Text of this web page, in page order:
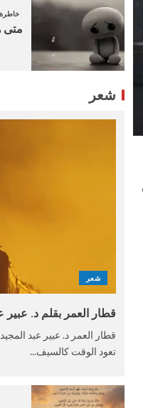
خاطرة
متى
شعر
شعر
قطار العمر بقلم د. عبير
قطار العمر د. عبير عبد
تعود الوقت كالسيف...